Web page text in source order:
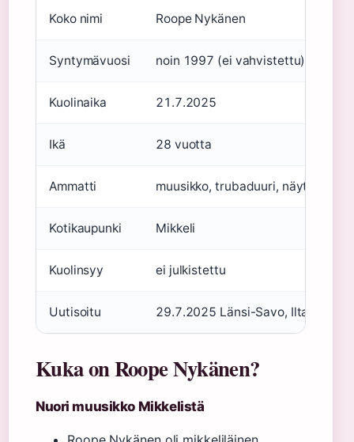
Koko nimi Roope Nykänen
Syntymävuosi noin 1997 (ei vahvistettu)
Kuolinaika 21.7.2025
Ikä 28 vuotta
Ammatti muusikko, trubaduuri, näyttelijä,
Kotikaupunki Mikkeli
Kuolinsyy ei julkistettu
Uutisoitu 29.7.2025 Länsi-Savo, Iltalehti,
Kuka on Roope Nykänen?
Nuori muusikko Mikkelistä